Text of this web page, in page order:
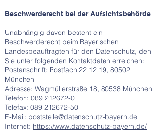
Beschwerderecht bei der Aufsichtsbehörde
Unabhängig davon besteht ein
Beschwerderecht beim Bayerischen
Landesbeauftragten für den Datenschutz, den
Sie unter folgenden Kontaktdaten erreichen:
Postanschrift: Postfach 22 12 19, 80502
München
Adresse: Wagmüllerstraße 18, 80538 München
Telefon: 089 212672-0
Telefax: 089 212672-50
E-Mail: poststelle@datenschutz-bayern.de
Internet: https://www.datenschutz-bayern.de/